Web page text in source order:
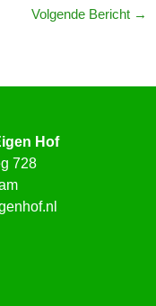
Volgende Bericht →
Hof
728